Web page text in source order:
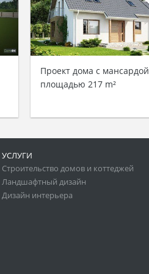
Проект дома с мансардой
площадью 217 m²
УСЛУГИ
Строительство домов и коттеджей
Ландшафтный дизайн
Дизайн интерьера